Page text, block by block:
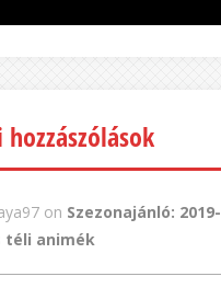
on Szezonajánló: 2019-
téli animék